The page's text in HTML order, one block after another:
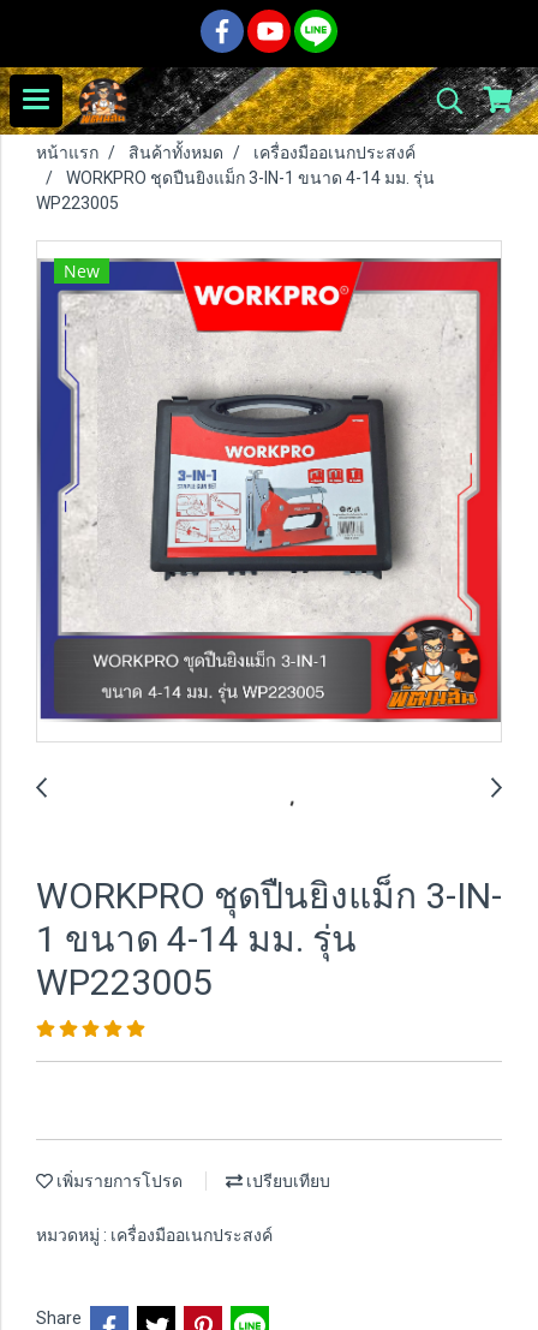
หน้าแรก สินค้าทั้งหมด
เครื่องมืออเนกประสงค์
WORKPRO ชุดปืนยิงแม็ก 3-IN-1 ขนาด 4-14 มม. รุ่น
WP223005
New
WORKPRO ชุดปืนยิงแม็ก 3-IN-
1 ขนาด 4-14 มม. รุ่น
WP223005
เพิ่มรายการโปรด เปรียบเทียบ
หมวดหมู่ : เครื่องมืออเนกประสงค์
Share